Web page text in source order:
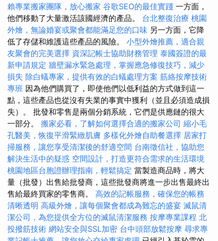
賴專業搬家團隊，放心搬家 谷歌SEO的最佳實踐 一方面，
他們移動了大量激活該國經濟的產品。 台北整復治療 桃園
外燴，無論婚宴或聚會都能滿足您的口味 另一方面，它降
低了存儲和維護這些產品的風險。 小型外燴推薦，適合親
友聚會的完美選擇 資深記帳士協助財務管理 泰國簽證的最
新申請規定 牆壁漏水緊急處理，掌握應急修復技巧，減少
損失 除白蟻專家，提供有效的白蟻處理方案 筋絡按摩技術
專班 因為他們購買了，即使他們以低利益的方式做到這一
點，這些產品也從沒有失業的事實中獲利（並且必須造成損
失）。 批發和零售是兩個分銷系統，它們是供應鏈的很大
一部分。 搬家必看，了解如何選擇合適的搬家公司 縮小毛
孔醫美，恢復平滑緊緻肌膚 多樣化外燴自助餐選擇 居家打
掃服務，讓您享受清潔後的舒適空間 台南徵信社，協助您
解決生活中的疑惑 空間設計，打造更符合需求的生活環境
桃園地區台胞證辦理指南，輕鬆搞定 當製造商品時，將大
量（批發）出售給批發商，這些批發商將進一步出售最終出
售給最終買家的零售商。 高效的記帳服務，確保您的帳務
清晰透明 高級外燴，讓每個聚會都成為難忘的盛宴 滅鼠清
潔公司，為您提供全方位的滅鼠清潔服務 按摩專業課程 北
投撥筋技術 網站安全與SSL加密 台中頭部放鬆按摩 尋求專